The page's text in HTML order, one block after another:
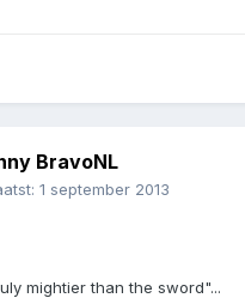
BravoNL
1 september 2013
mightier than the sword"...